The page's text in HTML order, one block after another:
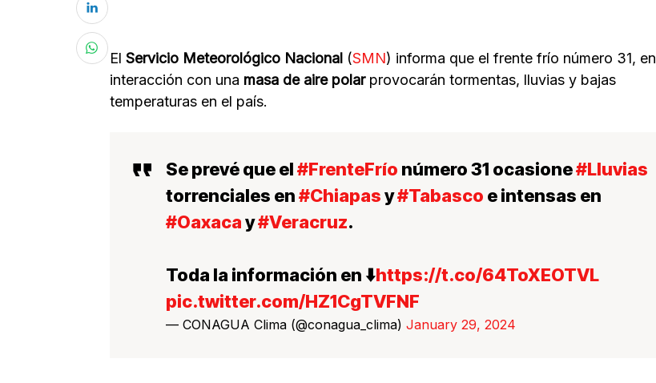
El Servicio Meteorológico Nacional (SMN) informa que el frente frío número 31, en
interacción con una masa de aire polarprovocarán tormentas, lluvias y bajas
temperaturas en el país.
Se prevé que el#FrenteFrío número 31 ocasione#Lluvias
torrenciales en#Chiapasy#Tabasco e intensas en
#Oaxacay#Veracruz.
Toda la información en ⬇️https://t.co/64ToXEOTVL
pic.twitter.com/HZ1CgTVFNF
— CONAGUA Clima (@conagua_clima) January 29, 2024